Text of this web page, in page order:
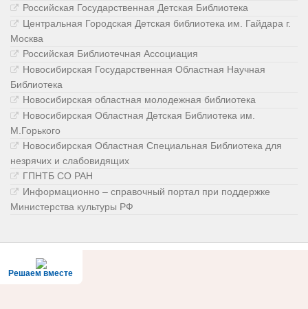
Российская Государственная Детская Библиотека
Центральная Городская Детская библиотека им. Гайдара г.
Москва
Российская Библиотечная Ассоциация
Новосибирская Государственная Областная Научная
Библиотека
Новосибирская областная молодежная библиотека
Новосибирская Областная Детская Библиотека им.
М.Горького
Новосибирская Областная Специальная Библиотека для
незрячих и слабовидящих
ГПНТБ СО РАН
Информационно – справочный портал при поддержке
Министерства культуры РФ
Решаем вместе